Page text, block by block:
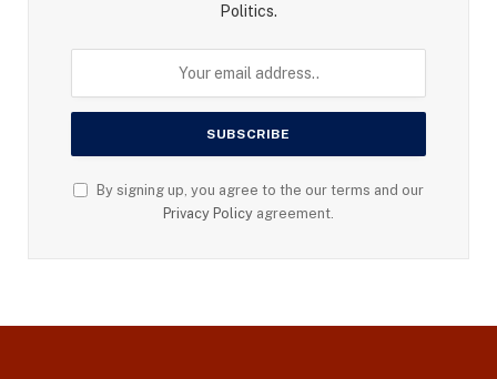
Politics.
By signing up, you agree to the our terms and our
Privacy Policy agreement.